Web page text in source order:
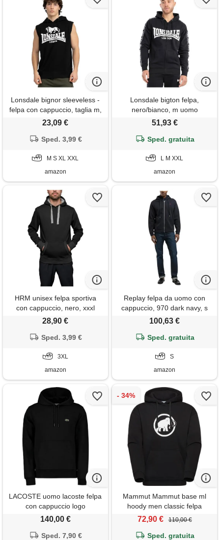
Lonsdale bignor sleeveless -
felpa con cappuccio, taglia m,
nero , m
23,09 €
Sped. 3,99 €
M S XL XXL
amazon
Lonsdale bigton felpa,
nero/bianco, m uomo
51,93 €
Sped. gratuita
L M XXL
amazon
HRM unisex felpa sportiva
con cappuccio, nero, xxxl
uomo
28,90 €
Sped. 3,99 €
3XL
amazon
Replay felpa da uomo con
cappuccio, 970 dark navy, s
100,63 €
Sped. gratuita
S
amazon
LACOSTE uomo lacoste felpa
con cappuccio logo
140,00 €
Sped. 7,90 €
Mammut Mammut base ml
hoody men classic felpa
casual uomo
72,90 € 110,00 €
Sped. gratuita